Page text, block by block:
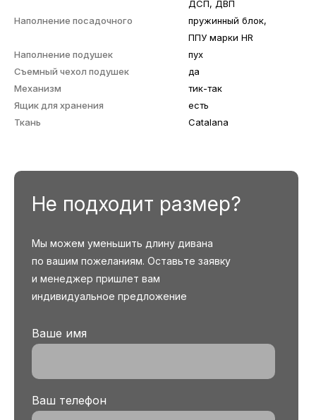
Наполнение посадочного
Наполнение подушек
Съемный чехол подушек
Механизм
Ящик для хранения
Ткань
ДСП, ДВП
пружинный блок,
ППУ марки HR
пух
да
тик-так
есть
Catalana
Ваше имя
Ваш телефон
Не подходит размер?
Мы можем уменьшить длину дивана
по вашим пожеланиям. Оставьте заявку
и менеджер пришлет вам
индивидуальное предложение